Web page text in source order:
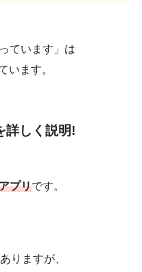
ています」は
います。
詳しく説明!
プリです。
りますが、